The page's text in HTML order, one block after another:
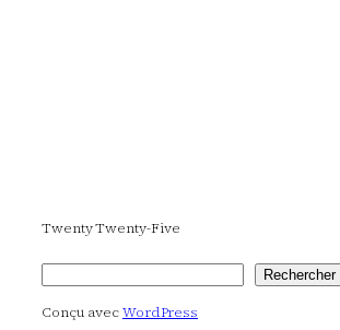
Twenty Twenty-Five
Rechercher Rechercher
Conçu avecWordPress